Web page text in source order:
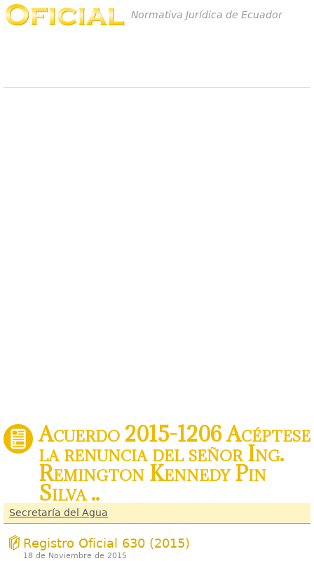
Normativa Jurídica de Ecuador
Acuerdo 2015-1206 Acéptese
la renuncia del señor Ing.
Remington Kennedy Pin
Silva ..
Secretaría del Agua
Registro Oficial 630 (2015)
18 de Noviembre de 2015